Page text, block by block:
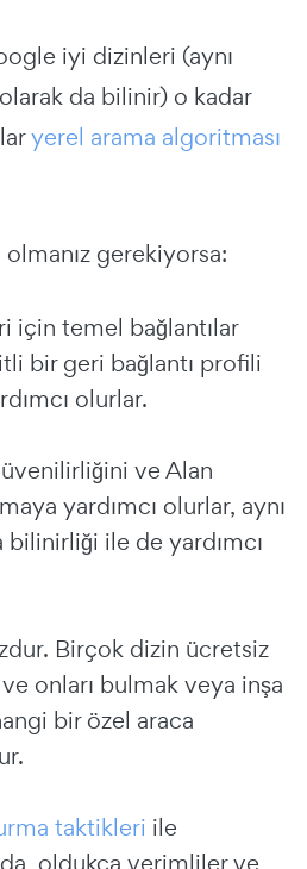
iyi dizinleri (aynı
da bilinir) o kadar
yerel arama algoritması
gerekiyorsa:
için temel bağlantılar
bir geri bağlantı profili
olurlar.
ve Alan
yardımcı olurlar, aynı
bilinirliği ile de yardımcı
Birçok dizin ücretsiz
onları bulmak veya inşa
bir özel araca
taktikleri ile